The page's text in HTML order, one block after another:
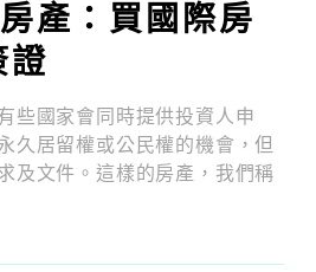
產：買國際房
證
些國家會同時提供投資人申
久居留權或公民權的機會，但
及文件。這樣的房產，我們稱